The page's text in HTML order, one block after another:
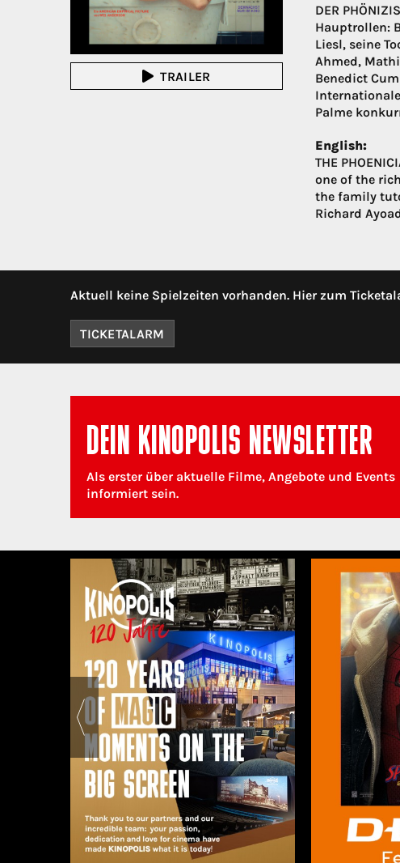
TRAILER
DER
Hauptrollen:
Liesl, seine
Ahmed,
Benedict
Palme
English:
THE
one of the
the family
Richard
Aktuell keine Spielzeiten vorhanden. Hier zum
TICKETALARM
DEIN KINOPOLIS NEWSLETTER
Als erster über aktuelle Filme, Angebote und Events
informiert sein.